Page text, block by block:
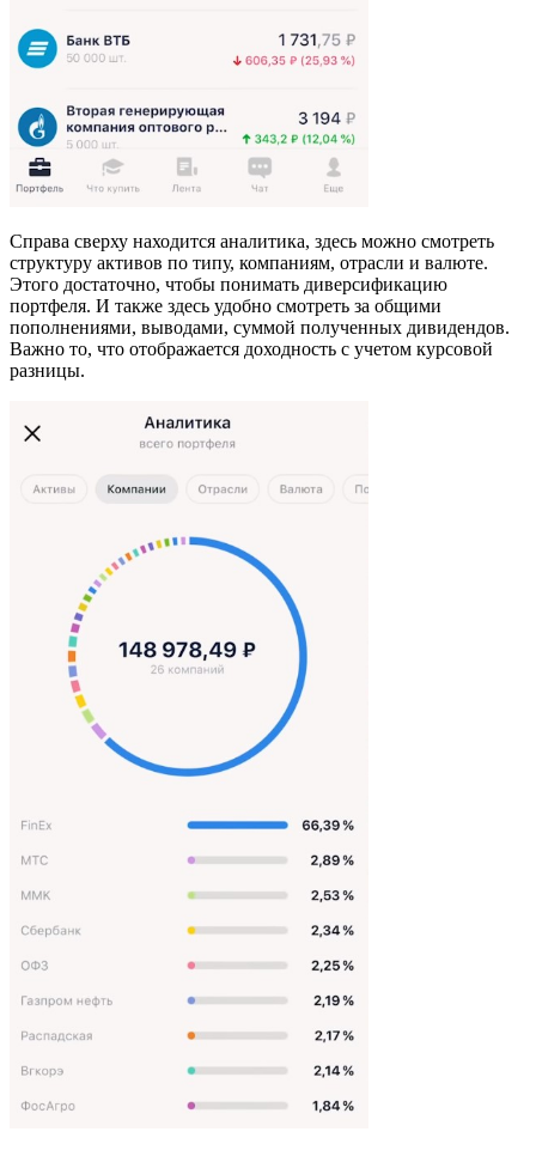
Справа сверху находится аналитика, здесь можно смотреть
структуру активов по типу, компаниям, отрасли и валюте.
Этого достаточно, чтобы понимать диверсификацию
портфеля. И также здесь удобно смотреть за общими
пополнениями, выводами, суммой полученных дивидендов.
Важно то, что отображается доходность с учетом курсовой
разницы.